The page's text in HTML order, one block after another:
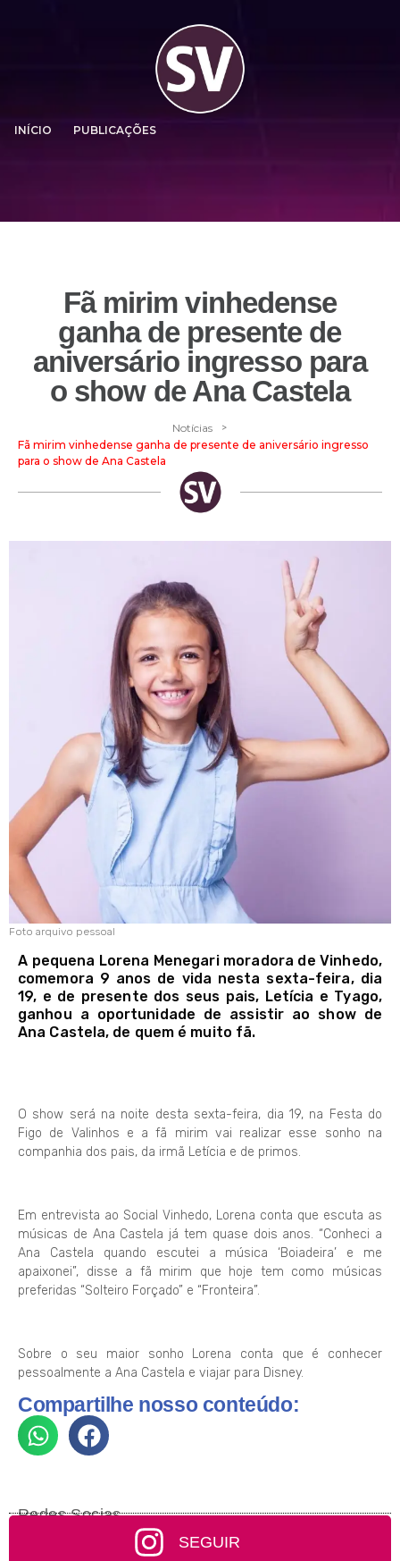
INÍCIO PUBLICAÇÕES
Fã mirim vinhedense
ganha de presente de
aniversário ingresso para
o show de Ana Castela
Notícias >
Fã mirim vinhedense ganha de presente de aniversário ingresso
para o show de Ana Castela
Foto arquivo pessoal
A pequena Lorena Menegari moradora de Vinhedo,
comemora 9 anos de vida nesta sexta-feira, dia
19, e de presente dos seus pais, Letícia e Tyago,
ganhou a oportunidade de assistir ao show de
Ana Castela, de quem é muito fã.
O show será na noite desta sexta-feira, dia 19, na Festa do
Figo de Valinhos e a fã mirim vai realizar esse sonho na
companhia dos pais, da irmã Letícia e de primos.
Em entrevista ao Social Vinhedo, Lorena conta que escuta as
músicas de Ana Castela já tem quase dois anos. “Conheci a
Ana Castela quando escutei a música ‘Boiadeira’ e me
apaixonei”, disse a fã mirim que hoje tem como músicas
preferidas “Solteiro Forçado” e “Fronteira”.
Sobre o seu maior sonho Lorena conta que é conhecer
pessoalmente a Ana Castela e viajar para Disney.
Compartilhe nosso conteúdo:
Redes Socias
SEGUIR